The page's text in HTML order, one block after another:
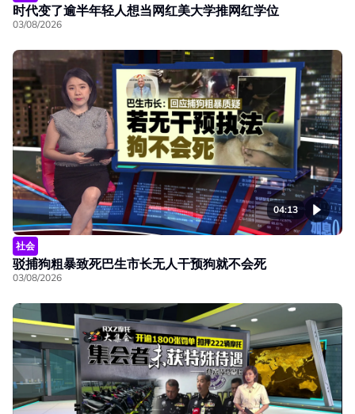
时代变了逾半年轻人想当网红美大学推网红学位
03/08/2026
04:13
社会
驳捕狗粗暴致死巴生市长无人干预狗就不会死
03/08/2026